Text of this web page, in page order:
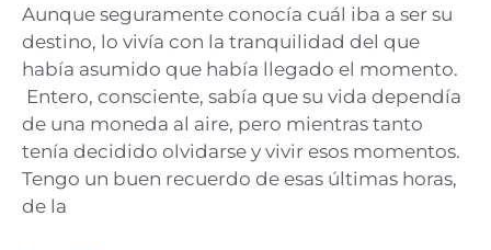
Aunque seguramente conocía cuál iba a ser su
destino, lo vivía con la tranquilidad del que
había asumido que había llegado el momento.
Entero, consciente, sabía que su vida dependía
de una moneda al aire, pero mientras tanto
tenía decidido olvidarse y vivir esos momentos.
Tengo un buen recuerdo de esas últimas horas,
de la